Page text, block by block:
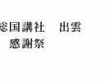
国講社 出雲
謝祭